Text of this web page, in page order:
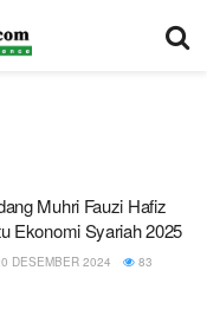
Muhri Fauzi Hafiz
Ekonomi Syariah 2025
DESEMBER 2024 83